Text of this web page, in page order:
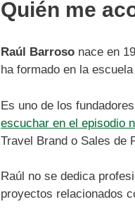
Quién me
Raúl Barroso nace en
ha formado en la
Es uno de los
escuchar en el episodio
Travel Brand o Sales de
Raúl no se dedica
proyectos relacionados